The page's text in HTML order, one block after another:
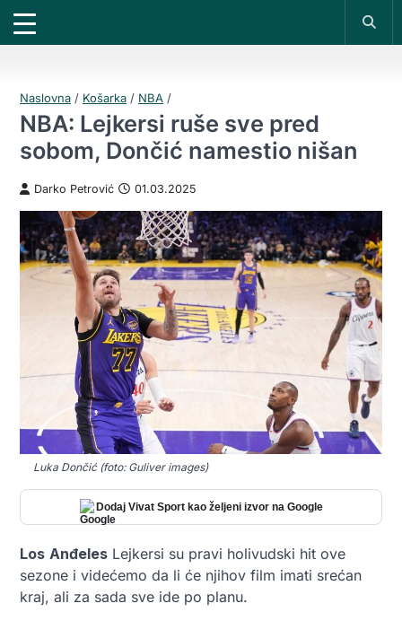
Naslovna / Košarka / NBA /
NBA: Lejkersi ruše sve pred
sobom, Dončić namestio nišan
Darko Petrović 01.03.2025
Luka Dončić (foto: Guliver images)
Dodaj Vivat Sport kao željeni izvor na Google
Los Anđeles Lejkersi su pravi holivudski hit ove
sezone i videćemo da li će njihov film imati srećan
kraj, ali za sada sve ide po planu.